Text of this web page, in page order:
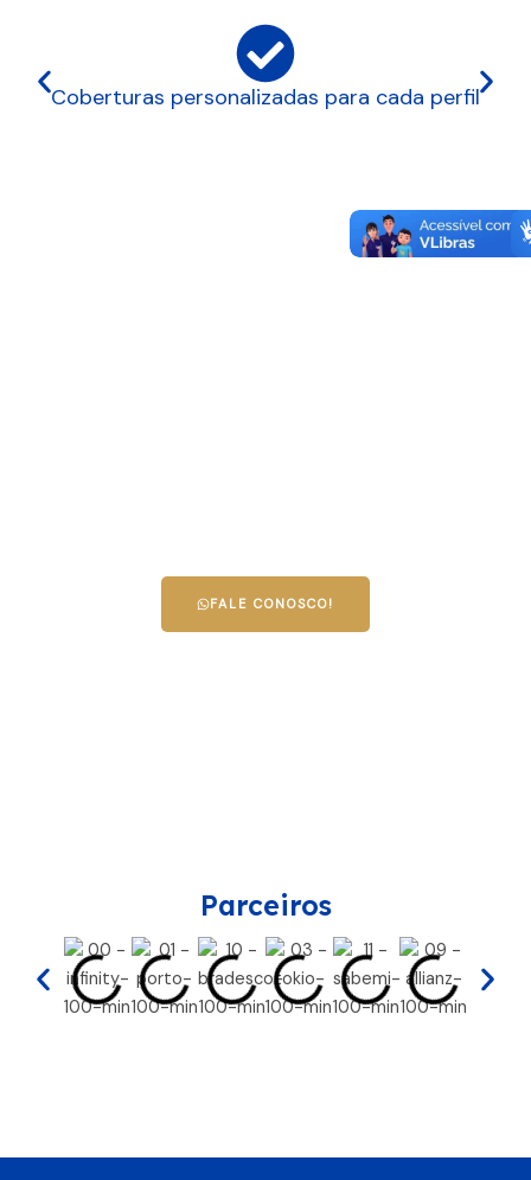
Coberturas personalizadas para cada perfil
FALE CONOSCO!
Parceiros